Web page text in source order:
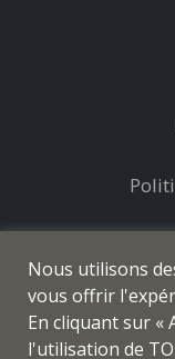
Nous utilisons
vous offrir
En cliquant sur «
l'utilisation de